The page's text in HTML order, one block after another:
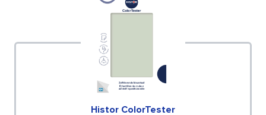
Histor ColorTester